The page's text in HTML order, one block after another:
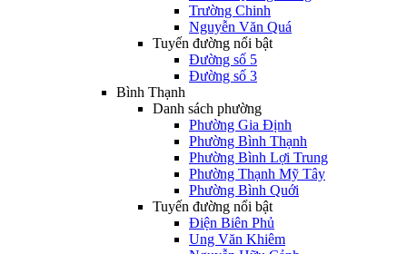
Trường Chinh
Nguyễn Văn Quá
Tuyến đường nổi bật
Đường số 5
Đường số 3
Bình Thạnh
Danh sách phường
Phường Gia Định
Phường Bình Thạnh
Phường Bình Lợi Trung
Phường Thạnh Mỹ Tây
Phường Bình Quới
Tuyến đường nổi bật
Điện Biên Phủ
Ung Văn Khiêm